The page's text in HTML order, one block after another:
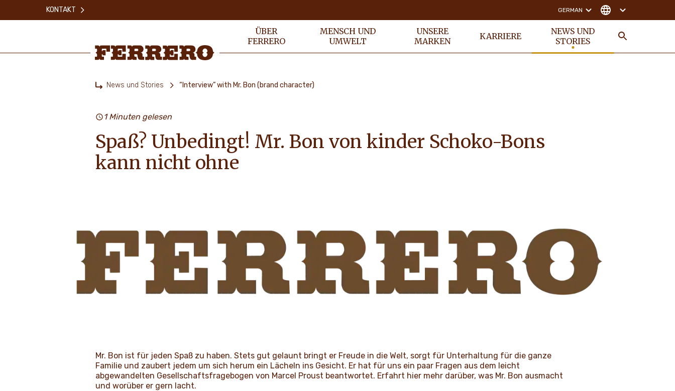
ÜBER
FERRERO
MENSCH UND
UMWELT
UNSERE
MARKEN
KARRIERE
NEWS UND
STORIES
KONTAKT GERMAN
News und Stories “Interview” with Mr. Bon (brand character)
1 Minuten gelesen
Spaß? Unbedingt! Mr. Bon von kinder Schoko-Bons
kann nicht ohne
Mr. Bon ist für jeden Spaß zu haben. Stets gut gelaunt bringt er Freude in die Welt, sorgt für Unterhaltung für die ganze
Familie und zaubert jedem um sich herum ein Lächeln ins Gesicht. Er hat für uns ein paar Fragen aus dem leicht
abgewandelten Gesellschaftsfragebogen von Marcel Proust beantwortet. Erfahrt hier mehr darüber, was Mr. Bon ausmacht
und worüber er gern lacht.